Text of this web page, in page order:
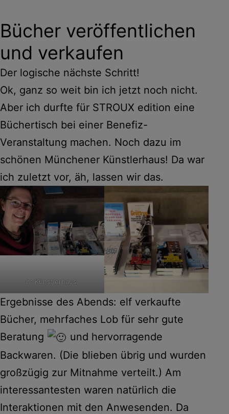
Bücher veröffentlichen
und verkaufen
Der logische nächste Schritt!
Ok, ganz so weit bin ich jetzt noch nicht.
Aber ich durfte für STROUX edition eine
Büchertisch bei einer Benefiz-
Veranstaltung machen. Noch dazu im
schönen Münchener Künstlerhaus! Da war
ich zuletzt vor, äh, lassen wir das.
Im Künstlerhaus.
Ergebnisse des Abends: elf verkaufte
Bücher, mehrfaches Lob für sehr gute
Beratung
und hervorragende
Backwaren. (Die blieben übrig und wurden
großzügig zur Mitnahme verteilt.) Am
interessantesten waren natürlich die
Interaktionen mit den Anwesenden. Da